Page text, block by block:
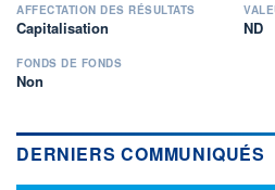
AFFECTATION DES RÉSULTATS
Capitalisation ND
FONDS DE FONDS
Non
DERNIERS COMMUNIQUÉS